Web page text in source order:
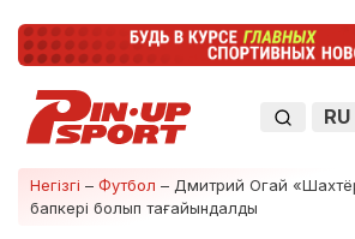
RU
Негізгі – Футбол – Дмитрий Огай
бапкері болып тағайындалды